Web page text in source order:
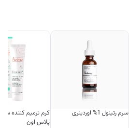
سرم رتینول 1% اوردینری
کرم ترمیم کننده
پلاس اون